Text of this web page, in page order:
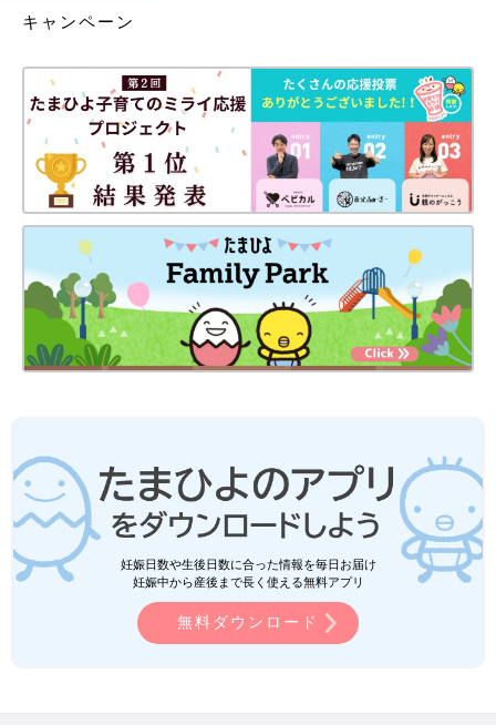
出典：Instagramアカウント「yukimi_nico」
こちらはyukimi_nicoさんが一目ぼれしたという、「soft
キャンペーン
妊娠日数や生後日数に合った情報を毎日お届け
妊娠中から産後まで長く使える無料アプリ
無料ダウンロード